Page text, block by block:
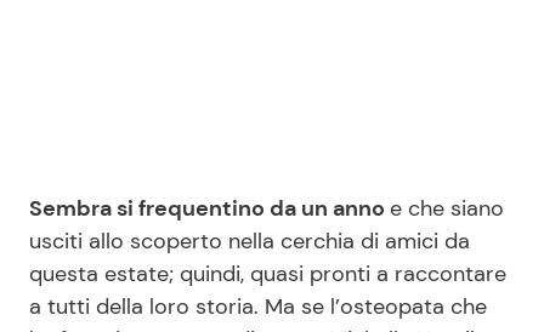
Redazione
Contattaci
Sembra si frequentino da un anno e che siano
usciti allo scoperto nella cerchia di amici da
questa estate; quindi, quasi pronti a raccontare
a tutti della loro storia. Ma se l’osteopata che